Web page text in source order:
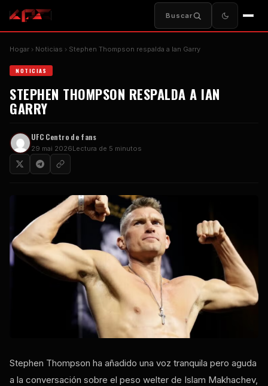
Buscar
Hogar Noticias Stephen Thompson respalda a Ian Garry
NOTICIAS
STEPHEN THOMPSON RESPALDA A IAN
GARRY
UFCCentro de fans
29 mai 2026Lectura de 5 minutos
Stephen Thompson ha añadido una voz tranquila pero aguda
a la conversación sobre el peso welter de Islam Makhachev,